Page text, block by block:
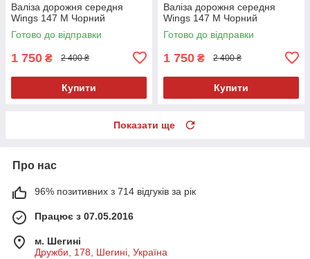
Валіза дорожня середня
Wings 147 M Чорний
Готово до відправки
1 750 ₴ 2 400 ₴
Купити
Валіза дорожня середня
Wings 147 M Чорний
Готово до відправки
1 750 ₴ 2 400 ₴
Купити
Показати ще
Про нас
96% позитивних з 714 відгуків за рік
Працює з 07.05.2016
м. Шегині
Дружби, 178, Шегині, Україна